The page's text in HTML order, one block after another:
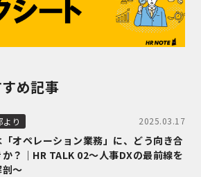
め記事
より 2025.03.17
「オペレーション業務」に、どう向き合
か？｜HR TALK 02～人事DXの最前線を
～